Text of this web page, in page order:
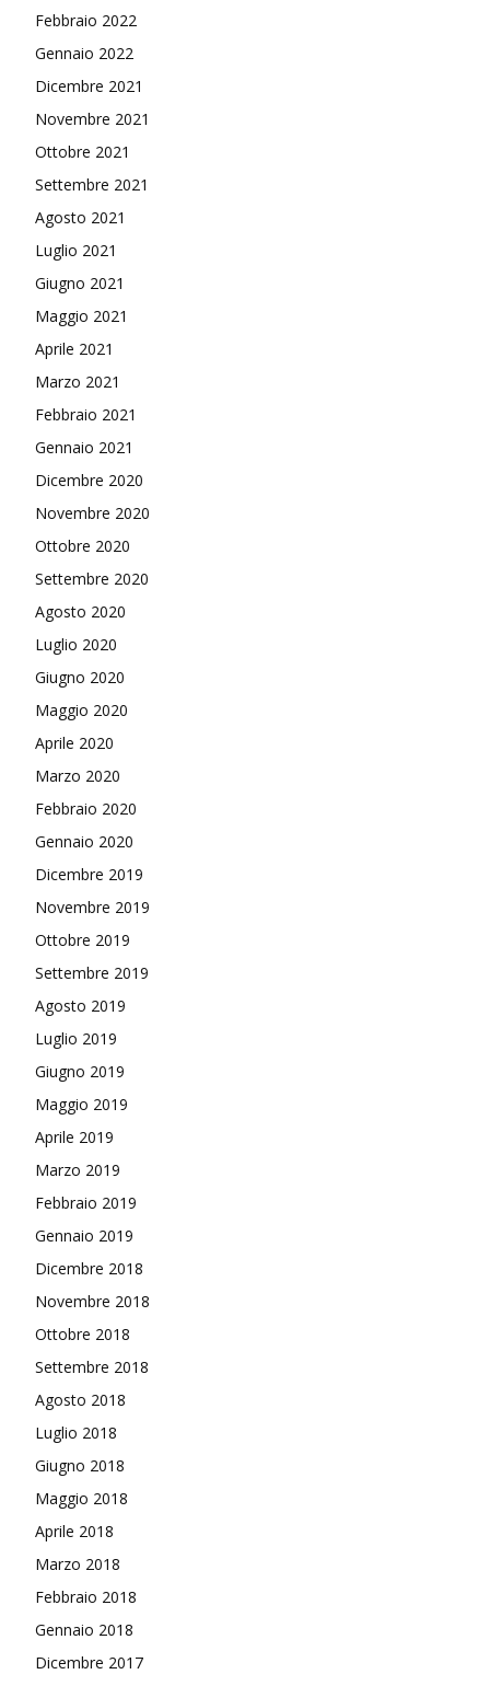
Febbraio 2022
Gennaio 2022
Dicembre 2021
Novembre 2021
Ottobre 2021
Settembre 2021
Agosto 2021
Luglio 2021
Giugno 2021
Maggio 2021
Aprile 2021
Marzo 2021
Febbraio 2021
Gennaio 2021
Dicembre 2020
Novembre 2020
Ottobre 2020
Settembre 2020
Agosto 2020
Luglio 2020
Giugno 2020
Maggio 2020
Aprile 2020
Marzo 2020
Febbraio 2020
Gennaio 2020
Dicembre 2019
Novembre 2019
Ottobre 2019
Settembre 2019
Agosto 2019
Luglio 2019
Giugno 2019
Maggio 2019
Aprile 2019
Marzo 2019
Febbraio 2019
Gennaio 2019
Dicembre 2018
Novembre 2018
Ottobre 2018
Settembre 2018
Agosto 2018
Luglio 2018
Giugno 2018
Maggio 2018
Aprile 2018
Marzo 2018
Febbraio 2018
Gennaio 2018
Dicembre 2017